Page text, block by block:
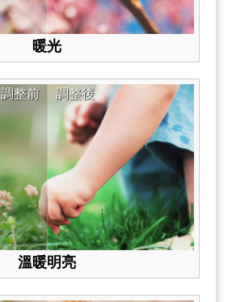
暖光
調整後
調整前
溫暖明亮